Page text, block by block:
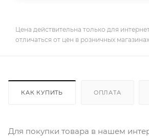
Цена действительна только для
отличаться от цен в розничных магазинах
КАК КУПИТЬ ОПЛАТА
Для покупки товара в нашем